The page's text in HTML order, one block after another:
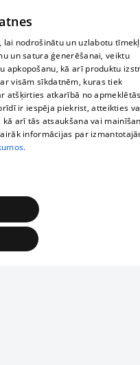
nodrošinātu un uzlabotu
un satura ģenerēšanai, veiktu
apkopošanu, kā arī produktu
visām sīkdatnēm, kuras tiek
atšķirties atkarībā no
ir iespēja piekrist, atteikties
arī tās atsaukšana vai
informācijas par